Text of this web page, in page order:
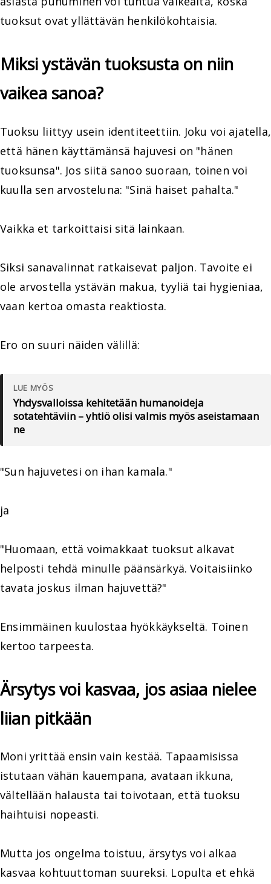
tuoksut ovat yllättävän henkilökohtaisia.
Miksi ystävän tuoksusta on niin
vaikea sanoa?
Tuoksu liittyy usein identiteettiin. Joku voi ajatella,
että hänen käyttämänsä hajuvesi on "hänen
tuoksunsa". Jos siitä sanoo suoraan, toinen voi
kuulla sen arvosteluna: "Sinä haiset pahalta."
Vaikka et tarkoittaisi sitä lainkaan.
Siksi sanavalinnat ratkaisevat paljon. Tavoite ei
ole arvostella ystävän makua, tyyliä tai hygieniaa,
vaan kertoa omasta reaktiosta.
Ero on suuri näiden välillä:
LUE MYÖS
Yhdysvalloissa kehitetään humanoideja
sotatehtäviin – yhtiö olisi valmis myös aseistamaan
ne
"Sun hajuvetesi on ihan kamala."
ja
"Huomaan, että voimakkaat tuoksut alkavat
helposti tehdä minulle päänsärkyä. Voitaisiinko
tavata joskus ilman hajuvettä?"
Ensimmäinen kuulostaa hyökkäykseltä. Toinen
kertoo tarpeesta.
Ärsytys voi kasvaa, jos asiaa nielee
liian pitkään
Moni yrittää ensin vain kestää. Tapaamisissa
istutaan vähän kauempana, avataan ikkuna,
vältellään halausta tai toivotaan, että tuoksu
haihtuisi nopeasti.
Mutta jos ongelma toistuu, ärsytys voi alkaa
kasvaa kohtuuttoman suureksi. Lopulta et ehkä